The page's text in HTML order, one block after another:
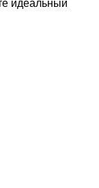
идеальный